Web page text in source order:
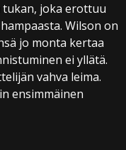
tukan, joka erottuu
Wilson on
jo monta kertaa
ei yllätä.
vahva leima.
ensimmäinen